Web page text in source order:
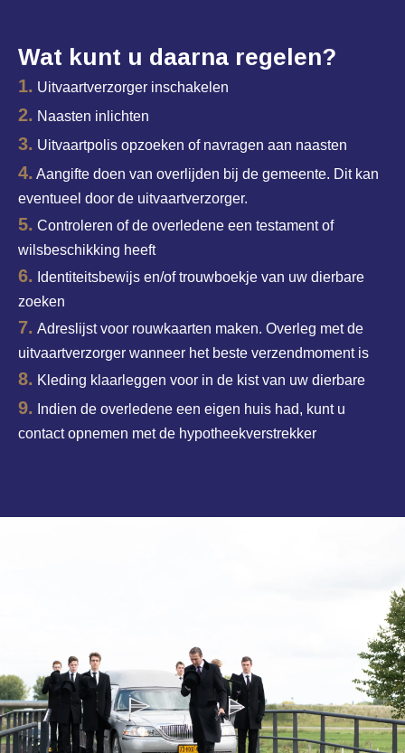
Wat kunt u daarna regelen?
1. Uitvaartverzorger inschakelen
2. Naasten inlichten
3. Uitvaartpolis opzoeken of navragen aan naasten
4. Aangifte doen van overlijden bij de gemeente. Dit kan
eventueel door de uitvaartverzorger.
5. Controleren of de overledene een testament of
wilsbeschikking heeft
6. Identiteitsbewijs en/of trouwboekje van uw dierbare
zoeken
7. Adreslijst voor rouwkaarten maken. Overleg met de
uitvaartverzorger wanneer het beste verzendmoment is
8. Kleding klaarleggen voor in de kist van uw dierbare
9.
Indien de overledene een eigen huis had, kunt u
contact opnemen met de hypotheekverstrekker